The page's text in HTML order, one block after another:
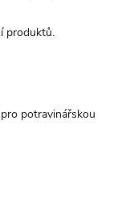
produktů.
potravinářskou